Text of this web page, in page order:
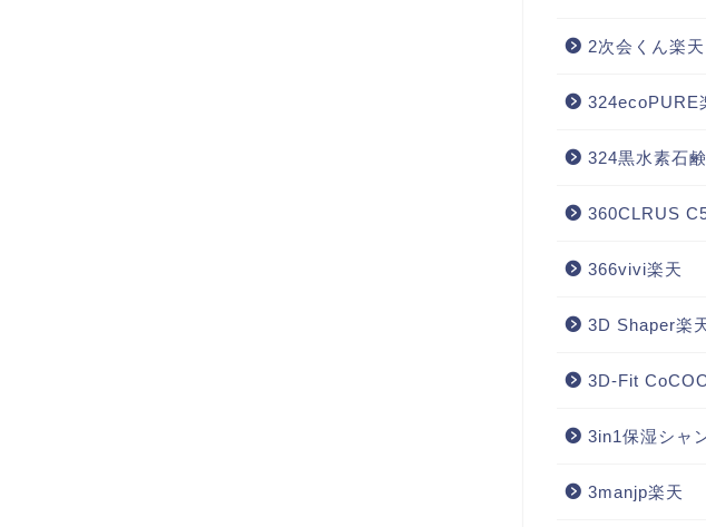
2次会くん楽天
324ecoPURE
324黒水素石
360CLRUS
366vivi楽天
3D Shaper楽
3D-Fit
3in1保湿シャ
3manjp楽天